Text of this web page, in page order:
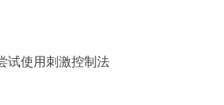
试使用刺激控制法